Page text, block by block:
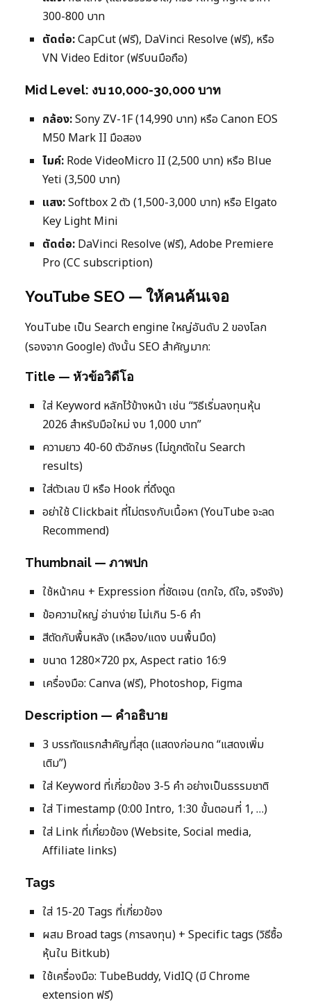
300-800 บาท
ตัดต่อ:CapCut (ฟรี), DaVinci Resolve (ฟรี), หรือ
VN Video Editor (ฟรีบนมือถือ)
Mid Level: งบ 10,000-30,000 บาท
กล้อง:Sony ZV-1F (14,990 บาท) หรือ Canon EOS
M50 Mark II มือสอง
ไมค์: Rode VideoMicro II (2,500 บาท) หรือ Blue
Yeti (3,500 บาท)
แสง:Softbox 2 ตัว (1,500-3,000 บาท) หรือ Elgato
Key Light Mini
ตัดต่อ: DaVinci Resolve (ฟรี), Adobe Premiere
Pro (CC subscription)
YouTube SEO — ให้คนค้นเจอ
YouTube เป็น Search engine ใหญ่อันดับ 2 ของโลก
(รองจาก Google) ดังนั้น SEO สำคัญมาก:
Title — หัวข้อวิดีโอ
ใส่ Keyword หลักไว้ข้างหน้า เช่น “วิธีเริ่มลงทุนหุ้น
2026 สำหรับมือใหม่ งบ 1,000 บาท”
ความยาว 40-60 ตัวอักษร (ไม่ถูกตัดใน Search
results)
ใส่ตัวเลข ปี หรือ Hook ที่ดึงดูด
อย่าใช้ Clickbait ที่ไม่ตรงกับเนื้อหา (YouTube จะลด
Recommend)
Thumbnail — ภาพปก
ใช้หน้าคน + Expression ที่ชัดเจน (ตกใจ, ดีใจ, จริงจัง)
ข้อความใหญ่ อ่านง่าย ไม่เกิน 5-6 คำ
สีตัดกับพื้นหลัง (เหลือง/แดง บนพื้นมืด)
ขนาด 1280×720 px, Aspect ratio 16:9
เครื่องมือ: Canva (ฟรี), Photoshop, Figma
Description — คำอธิบาย
3 บรรทัดแรกสำคัญที่สุด (แสดงก่อนกด “แสดงเพิ่ม
เติม”)
ใส่ Keyword ที่เกี่ยวข้อง 3-5 คำ อย่างเป็นธรรมชาติ
ใส่ Timestamp (0:00 Intro, 1:30 ขั้นตอนที่ 1, …)
ใส่ Link ที่เกี่ยวข้อง (Website, Social media,
Affiliate links)
Tags
ใส่ 15-20 Tags ที่เกี่ยวข้อง
ผสม Broad tags (การลงทุน) + Specific tags (วิธีซื้อ
หุ้นใน Bitkub)
ใช้เครื่องมือ: TubeBuddy, VidIQ (มี Chrome
extension ฟรี)